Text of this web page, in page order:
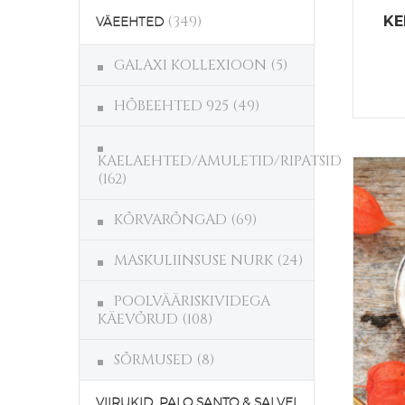
VÄEEHTED (349)
GALAXI KOLLEXIOON (5)
HÕBEEHTED 925 (49)
KAELAEHTED/AMULETID/RIPATSID
(162)
KÕRVARÕNGAD (69)
MASKULIINSUSE NURK (24)
POOLVÄÄRISKIVIDEGA
KÄEVÕRUD (108)
SÕRMUSED (8)